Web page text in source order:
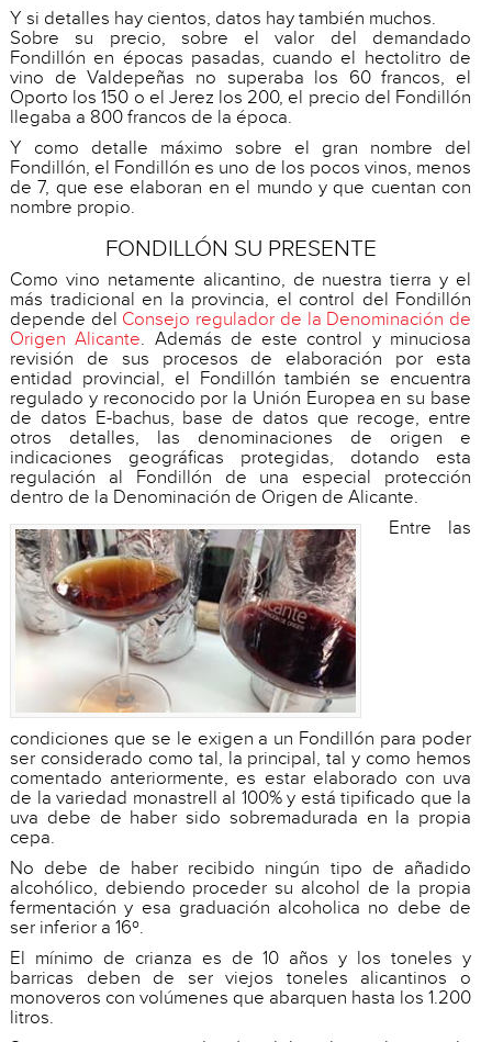
Y si detalles hay cientos, datos hay también muchos.
Sobre su precio, sobre el valor del demandado
Fondillón en épocas pasadas, cuando el hectolitro de
vino de Valdepeñas no superaba los 60 francos, el
Oporto los 150 o el Jerez los 200, el precio del Fondillón
llegaba a 800 francos de la época.
Y como detalle máximo sobre el gran nombre del
Fondillón, el Fondillón es uno de los pocos vinos, menos
de 7, que ese elaboran en el mundo y que cuentan con
nombre propio.
FONDILLÓN SU PRESENTE
Como vino netamente alicantino, de nuestra tierra y el
más tradicional en la provincia, el control del Fondillón
depende del Consejo regulador de la Denominación de
Origen Alicante. Además de este control y minuciosa
revisión de sus procesos de elaboración por esta
entidad provincial, el Fondillón también se encuentra
regulado y reconocido por la Unión Europea en su base
de datos E-bachus, base de datos que recoge, entre
otros detalles, las denominaciones de origen e
indicaciones geográficas protegidas, dotando esta
regulación al Fondillón de una especial protección
dentro de la Denominación de Origen de Alicante.
Entre las
condiciones que se le exigen a un Fondillón para poder
ser considerado como tal, la principal, tal y como hemos
comentado anteriormente, es estar elaborado con uva
de la variedad monastrell al 100% y está tipificado que la
uva debe de haber sido sobremadurada en la propia
cepa.
No debe de haber recibido ningún tipo de añadido
alcohólico, debiendo proceder su alcohol de la propia
fermentación y esa graduación alcoholica no debe de
ser inferior a 16º.
El mínimo de crianza es de 10 años y los toneles y
barricas deben de ser viejos toneles alicantinos o
monoveros con volúmenes que abarquen hasta los 1.200
litros.